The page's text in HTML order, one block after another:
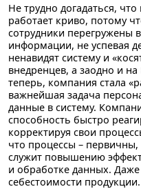
Не трудно догадаться,
работает криво, потому
сотрудники перегружены
информации, не успевая
ненавидят систему и
внедренцев, а заодно и на
теперь, компания стала
важнейшая задача
данные в систему.
способность быстро
корректируя свои
что процессы – первичны
служит повышению
и обработке данных.
себестоимости продукции.